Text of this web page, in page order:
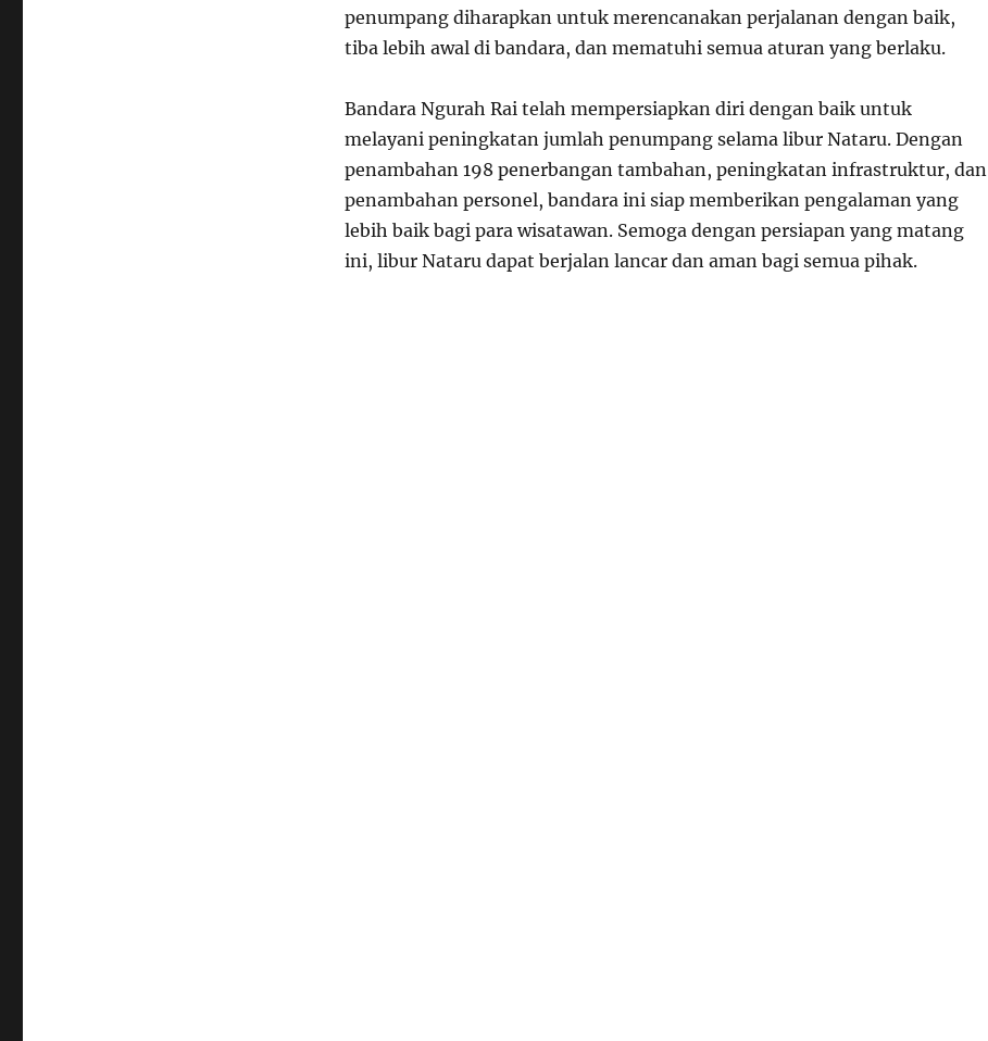
penumpang diharapkan untuk merencanakan perjalanan dengan baik,
tiba lebih awal di bandara, dan mematuhi semua aturan yang berlaku.
Bandara Ngurah Rai telah mempersiapkan diri dengan baik untuk
melayani peningkatan jumlah penumpang selama libur Nataru. Dengan
penambahan 198 penerbangan tambahan, peningkatan infrastruktur, dan
penambahan personel, bandara ini siap memberikan pengalaman yang
lebih baik bagi para wisatawan. Semoga dengan persiapan yang matang
ini, libur Nataru dapat berjalan lancar dan aman bagi semua pihak.